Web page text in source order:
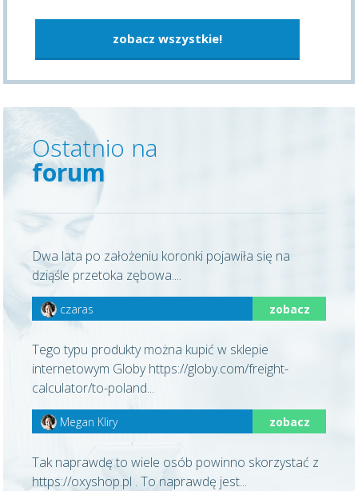
zobacz wszystkie!
Ostatnio na
forum
Dwa lata po założeniu koronki pojawiła się na
dziąśle przetoka zębowa....
czaras zobacz
Tego typu produkty można kupić w sklepie
internetowym Globy https://globy.com/freight-
calculator/to-poland...
Megan Kliry zobacz
Tak naprawdę to wiele osób powinno skorzystać z
https://oxyshop.pl . To naprawdę jest...